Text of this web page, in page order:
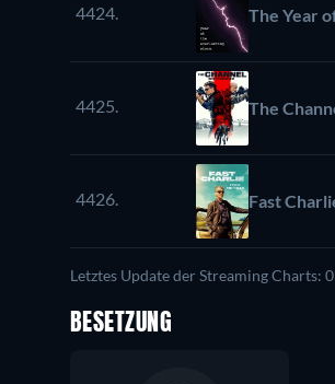
4424. The Year
4425. The
4426. Fast
Letztes Update der Streaming Charts:
BESETZUNG